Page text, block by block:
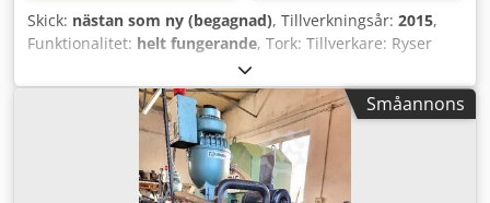
Skick: nästan som ny (begagnad), Tillverkningsår: 2015,
Funktionalitet: helt fungerande, Tork: Tillverkare: Ryser
GmbH, Schweiz Typ: BAFAG ATU 35 Effekt: 3 kW Csdpfx Aeu
Rcz Dspyorf Tillverkningsår: 2015 Materialtransportör:
Tillverkare: Labotek Typ: PGT 4-I/MV/MR/P1 Modell: 101501
Tillverkningsår: 2016 Effekt: 0,4 kW PRISSÄNKNING FRÅN
950 TILL 850 EUR!!!
Småannons